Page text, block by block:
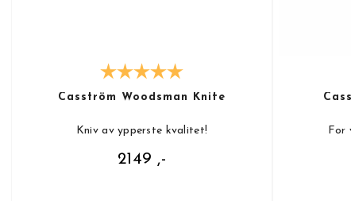
Casström Woodsman Knife
Kniv av ypperste kvalitet!
2149 ,-
For